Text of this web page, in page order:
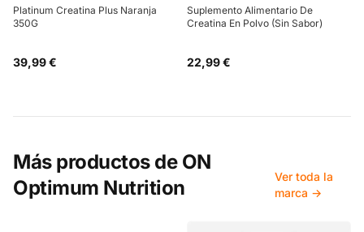
Platinum Creatina Plus Naranja
350G
39,99 €
Suplemento Alimentario De
Creatina En Polvo (Sin Sabor)
22,99 €
Más productos de ON
Optimum Nutrition
Ver toda la
marca →